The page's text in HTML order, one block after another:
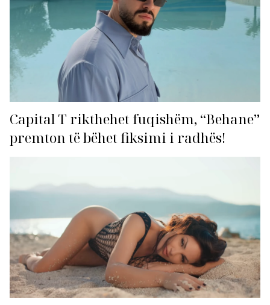
Capital T rikthehet fuqishëm, “Behane”
premton të bëhet fiksimi i radhës!